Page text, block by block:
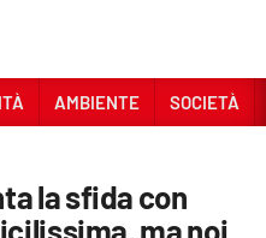
AMBIENTE SOCIETÀ
la sfida con
ma noi